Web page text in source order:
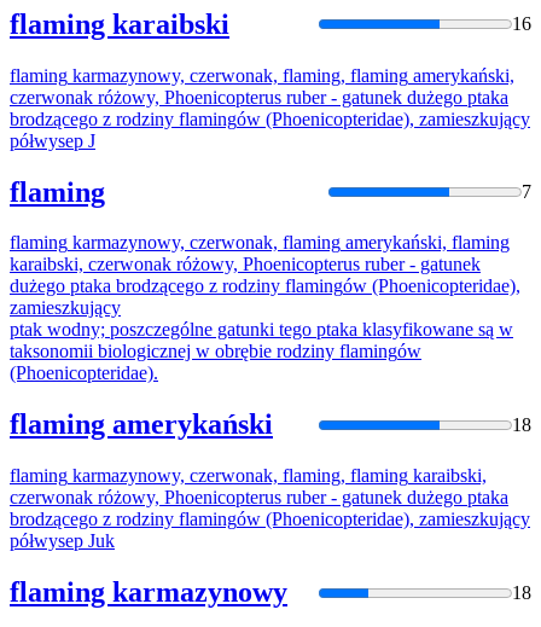
flaming karaibski 16
flaming karmazynowy, czerwonak, flaming, flaming amerykański,
czerwonak różowy, Phoenicopterus ruber - gatunek dużego ptaka
brodzącego z rodziny flamingów (Phoenicopteridae), zamieszkujący
półwysep J
flaming 7
flaming karmazynowy, czerwonak, flaming amerykański, flaming
karaibski, czerwonak różowy, Phoenicopterus ruber - gatunek
dużego ptaka brodzącego z rodziny flamingów (Phoenicopteridae),
zamieszkujący
ptak wodny; poszczególne gatunki tego ptaka klasyfikowane są w
taksonomii biologicznej w obrębie rodziny flamingów
(Phoenicopteridae).
flaming amerykański 18
flaming karmazynowy, czerwonak, flaming, flaming karaibski,
czerwonak różowy, Phoenicopterus ruber - gatunek dużego ptaka
brodzącego z rodziny flamingów (Phoenicopteridae), zamieszkujący
półwysep Juk
flaming karmazynowy 18